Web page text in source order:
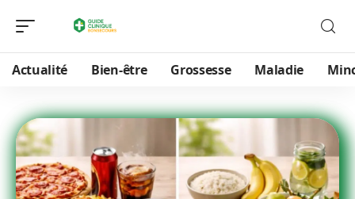
Actualité Bien-être Grossesse Maladie